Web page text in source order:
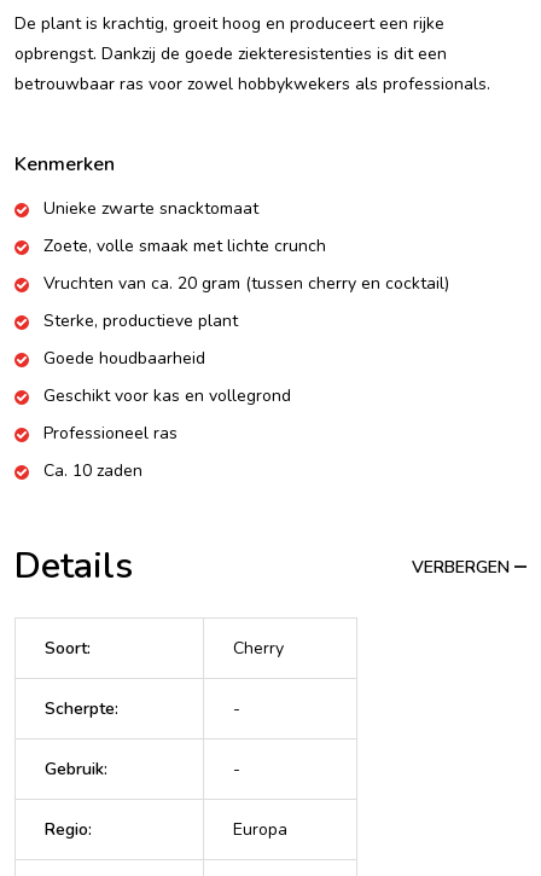
De plant is krachtig, groeit hoog en produceert een rijke
opbrengst. Dankzij de goede ziekteresistenties is dit een
betrouwbaar ras voor zowel hobbykwekers als professionals.
Kenmerken
Unieke zwarte snacktomaat
Zoete, volle smaak met lichte crunch
Vruchten van ca. 20 gram (tussen cherry en cocktail)
Sterke, productieve plant
Goede houdbaarheid
Geschikt voor kas en vollegrond
Professioneel ras
Ca. 10 zaden
Details VERBERGEN
Soort: Cherry
Scherpte: -
Gebruik: -
Regio: Europa